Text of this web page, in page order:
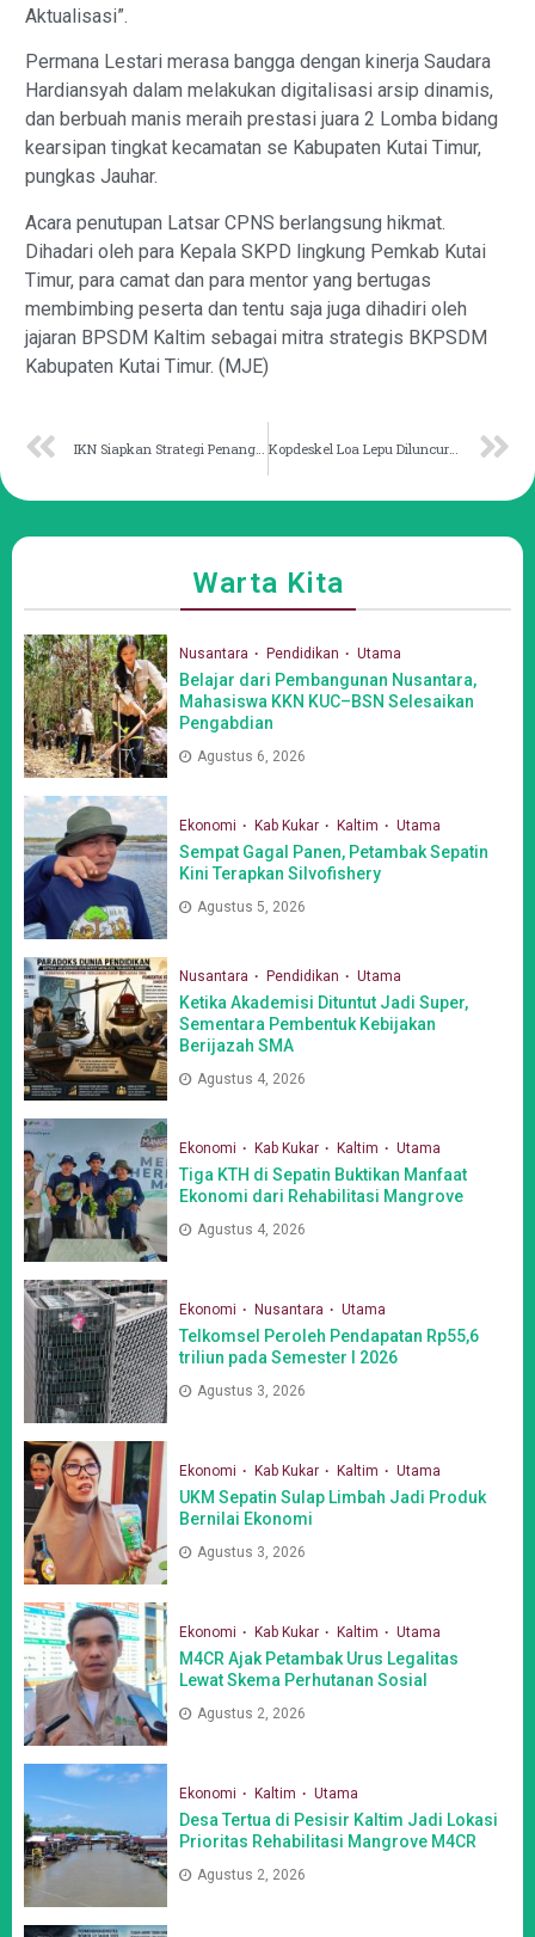
Aktualisasi”.
Permana Lestari merasa bangga dengan kinerja Saudara
Hardiansyah dalam melakukan digitalisasi arsip dinamis,
dan berbuah manis meraih prestasi juara 2 Lomba bidang
kearsipan tingkat kecamatan se Kabupaten Kutai Timur,
pungkas Jauhar.
Acara penutupan Latsar CPNS berlangsung hikmat.
Dihadari oleh para Kepala SKPD lingkung Pemkab Kutai
Timur, para camat dan para mentor yang bertugas
membimbing peserta dan tentu saja juga dihadiri oleh
jajaran BPSDM Kaltim sebagai mitra strategis BKPSDM
Kabupaten Kutai Timur. (MJE)
Kopdeskel Loa Lepu Diluncurkan Presiden Bersama 1.061 Koperasi Lain
Warta Kita
Nusantara Pendidikan Utama
Belajar dari Pembangunan Nusantara,
Mahasiswa KKN KUC–BSN Selesaikan
Pengabdian
Agustus 6, 2026
Ekonomi Kab Kukar Kaltim Utama
Sempat Gagal Panen, Petambak Sepatin
Kini Terapkan Silvofishery
Agustus 5, 2026
Nusantara Pendidikan Utama
Ketika Akademisi Dituntut Jadi Super,
Sementara Pembentuk Kebijakan
Berijazah SMA
Agustus 4, 2026
Ekonomi Kab Kukar Kaltim Utama
Tiga KTH di Sepatin Buktikan Manfaat
Ekonomi dari Rehabilitasi Mangrove
Agustus 4, 2026
Ekonomi Nusantara Utama
Telkomsel Peroleh Pendapatan Rp55,6
triliun pada Semester I 2026
Agustus 3, 2026
Ekonomi Kab Kukar Kaltim Utama
UKM Sepatin Sulap Limbah Jadi Produk
Bernilai Ekonomi
Agustus 3, 2026
Ekonomi Kab Kukar Kaltim Utama
M4CR Ajak Petambak Urus Legalitas
Lewat Skema Perhutanan Sosial
Agustus 2, 2026
Ekonomi Kaltim Utama
Desa Tertua di Pesisir Kaltim Jadi Lokasi
Prioritas Rehabilitasi Mangrove M4CR
Agustus 2, 2026